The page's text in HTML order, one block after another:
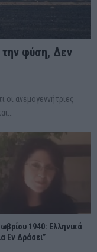
την φύση, Δεν
οι ανεμογεννήτριες
1940: Ελληνικά
Εν Δράσει”